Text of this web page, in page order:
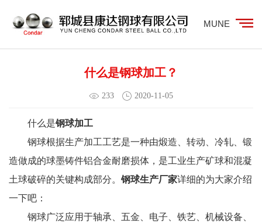
MUNE
什么是钢球加工？
233 2020-11-05
什么是钢球加工
钢球根据生产加工工艺是一种由煅造、转动、冷轧、锻
造做成的球墨铸件铝合金耐磨损体，是工业生产矿球和混凝
土球破碎的关键构成部分。 钢球生产厂家详细的为大家介绍
一下吧：
钢球广泛应用于轴承、五金、电子、铁艺、机械设备、